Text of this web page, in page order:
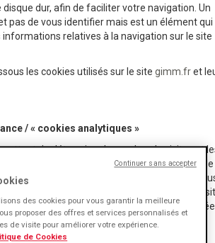
dur, afin de faciliter votre navigation. Un
pas de vous identifier mais est un élément qui
relatives à la navigation sur le site
les cookies utilisés sur le site gimm.fret
/ « cookies analytiques »
de déterminer le nombre de visites et
mesurer et d’améliorer les performances de
aident également à identifier les pages les
comment les visiteurs naviguent sur le
collectées par ces cookies sont
vous n’acceptez pas ces cookies, nous ne
votre visite sur notre site.
des cookies pour vous garantir la meilleure
proposer des offres et services personnalisés et
de visite pour améliorer votre expérience.
de Cookies
Continuer sans accepter